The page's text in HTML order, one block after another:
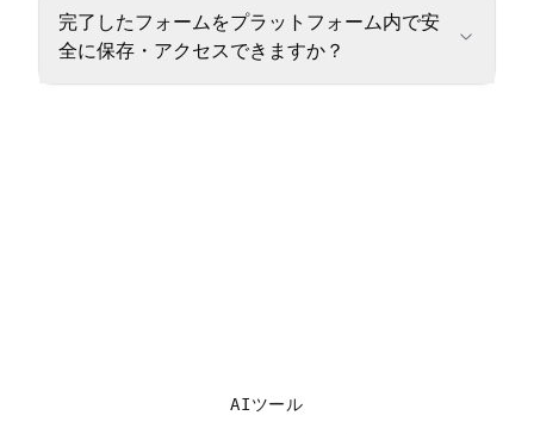
完了したフォームをプラットフォーム内で安
全に保存・アクセスできますか？
AIツール